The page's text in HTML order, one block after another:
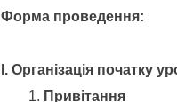
Форма проведення:
І. Організація початку
Привітання